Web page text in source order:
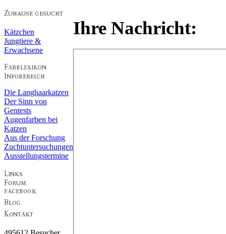
Kätzchen
Jungtiere &
Erwachsene
Die Langhaarkatzen
Der Sinn von
Gentests
Augenfarben bei
Katzen
Aus der Forschung
Zuchtuntersuchungen
Ausstellungstermine
Ihre Nachricht: